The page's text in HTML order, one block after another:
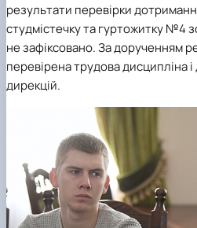
результати перевірки
студмістечку та гуртожитку №4
не зафіксовано. За дорученням
перевірена трудова дисципліна і
дирекцій.